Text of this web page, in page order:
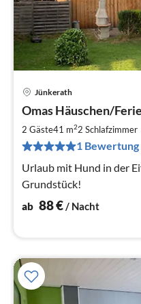
Jünkerath
Omas Häuschen/
2 Gäste41 m22 Schlafzimmer
1 Bewertung
Urlaub mit Hund in der
Grundstück!
ab 88€/ Nacht